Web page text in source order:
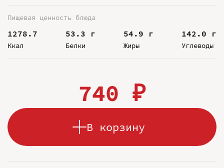
Пищевая ценность блюда
1278.7
Ккал
53.3 г
Белки
54.9 г
Жиры
142.0 г
Углеводы
740 ₽
В корзину